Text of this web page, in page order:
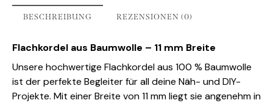
BESCHREIBUNG REZENSIONEN (0)
Flachkordel aus Baumwolle – 11 mm Breite
Unsere hochwertige Flachkordel aus 100 % Baumwolle
ist der perfekte Begleiter für all deine Näh- und DIY-
Projekte. Mit einer Breite von 11 mm liegt sie angenehm in